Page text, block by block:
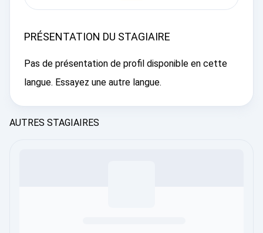
PRÉSENTATION DU STAGIAIRE
Pas de présentation de profil disponible en cette
langue. Essayez une autre langue.
AUTRES STAGIAIRES